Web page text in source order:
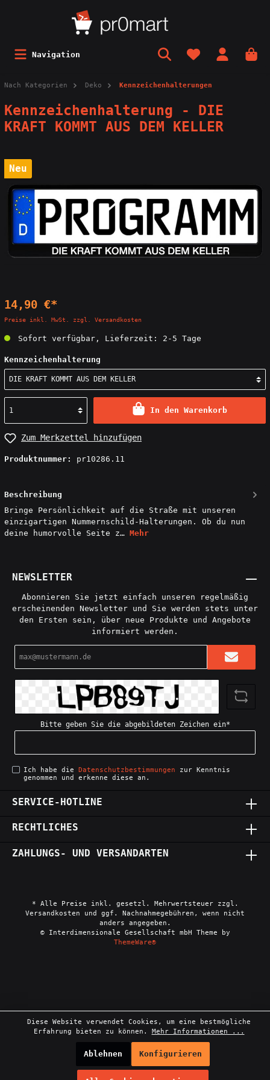
Navigation
Nach Kategorien Deko Kennzeichenhalterungen
Kennzeichenhalterung - DIE
KRAFT KOMMT AUS DEM KELLER
Neu
14,90 €*
Preise inkl. MwSt. zzgl. Versandkosten
Sofort verfügbar, Lieferzeit: 2-5 Tage
Kennzeichenhalterung
In den Warenkorb
Zum Merkzettel hinzufügen
Produktnummer: pr10286.11
Beschreibung
Bringe Persönlichkeit auf die Straße mit unseren
einzigartigen Nummernschild-Halterungen. Ob du nun
deine humorvolle Seite z… Mehr
NEWSLETTER
Abonnieren Sie jetzt einfach unseren regelmäßig
erscheinenden Newsletter und Sie werden stets unter
den Ersten sein, über neue Produkte und Angebote
informiert werden.
Bitte geben Sie die abgebildeten Zeichen ein*
Ich habe dieDatenschutzbestimmungen zur Kenntnis
genommen und erkenne diese an.
SERVICE-HOTLINE
RECHTLICHES
ZAHLUNGS- UND VERSANDARTEN
* Alle Preise inkl. gesetzl. Mehrwertsteuer zzgl.
Versandkosten und ggf. Nachnahmegebühren, wenn nicht
anders angegeben.
© Interdimensionale Gesellschaft mbH Theme by
ThemeWare®
Diese Website verwendet Cookies, um eine bestmögliche
Erfahrung bieten zu können. Mehr Informationen ...
Ablehnen Konfigurieren